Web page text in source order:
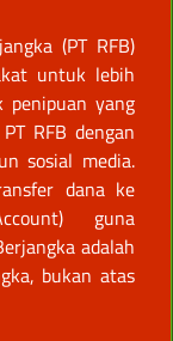
(PT RFB)
untuk lebih
penipuan yang
RFB dengan
sosial media.
dana ke
guna
adalah
bukan atas